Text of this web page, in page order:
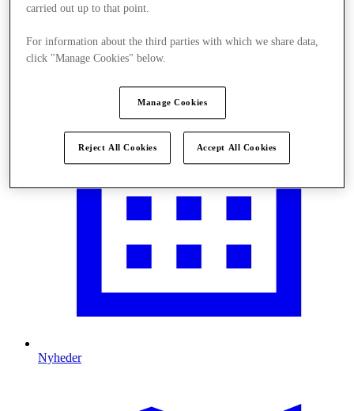
Nyheder
carried out up to that point.
For information about the third parties with which we share data,
click "Manage Cookies" below.
Manage Cookies
Reject All Cookies Accept All Cookies